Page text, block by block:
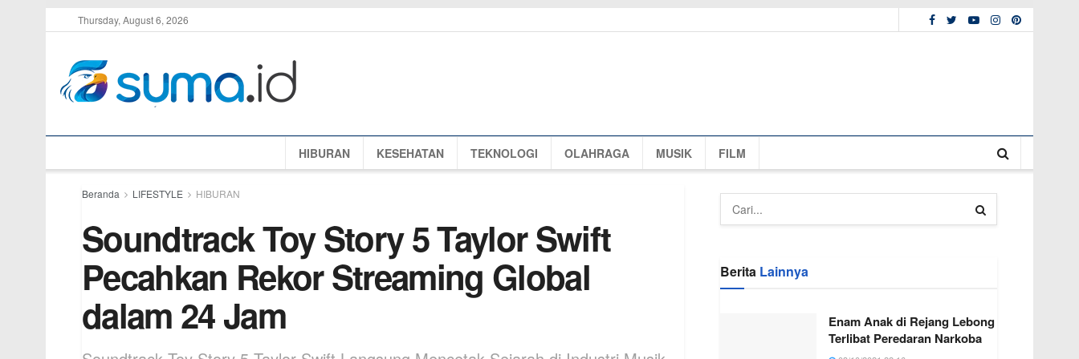
Thursday, August 6, 2026
HIBURAN KESEHATAN TEKNOLOGI OLAHRAGA MUSIK FILM
Beranda LIFESTYLE HIBURAN
Soundtrack Toy Story 5 Taylor Swift
Pecahkan Rekor Streaming Global
dalam 24 Jam
Berita Lainnya
Enam Anak di Rejang Lebong
Terlibat Peredaran Narkoba